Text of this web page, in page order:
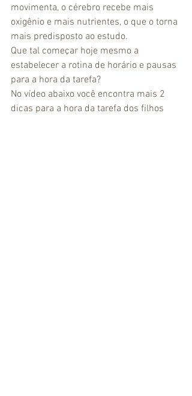
movimenta, o cérebro recebe mais
oxigênio e mais nutrientes, o que o torna
mais predisposto ao estudo.
Que tal começar hoje mesmo a
estabelecer a rotina de horário e pausas
para a hora da tarefa?
No vídeo abaixo você encontra mais 2
dicas para a hora da tarefa dos filhos